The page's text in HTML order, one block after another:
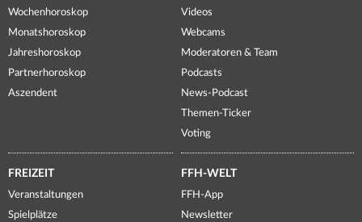
Wochenhoroskop
Monatshoroskop
Jahreshoroskop
Partnerhoroskop
Aszendent
Videos
Webcams
Moderatoren & Team
Podcasts
News-Podcast
Themen-Ticker
Voting
FREIZEIT
Veranstaltungen
Spielplätze
FFH-WELT
FFH-App
Newsletter